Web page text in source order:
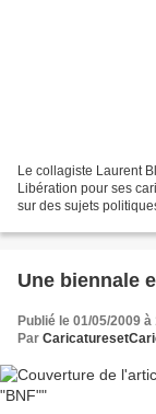
Le collagiste Laurent
Libération pour ses
sur des sujets
Une biennale
Publié le 01/05/2009 à
Par